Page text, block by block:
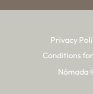
Privacy
Conditions
Nómada